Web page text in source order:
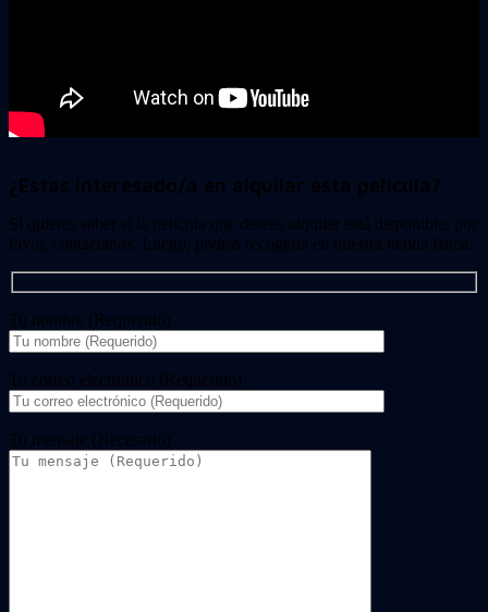
¿Estas interesado/a en alquilar esta película?
Si quieres saber si la película que deseas alquilar está disponible, por
favor, contáctanos. Luego, podrás recogerla en nuestra tienda física.
Tu nombre (Requerido)
Tu correo electrónico (Requerido)
Tu mensaje (Necesario)